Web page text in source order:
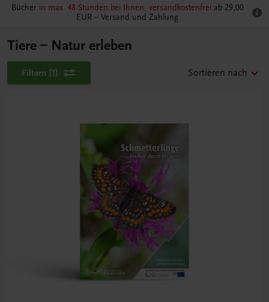
Bücher in max. 48 Stunden bei Ihnen, versandkostenfrei ab 29,00
EUR – Versand und Zahlung
Tiere – Natur erleben
Filtern (1) Sortieren nach